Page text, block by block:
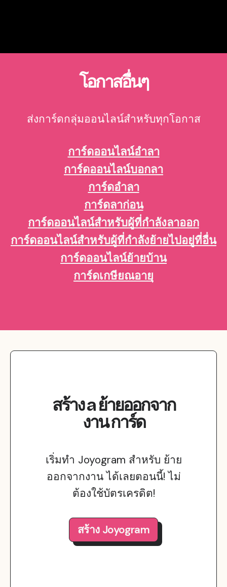
โอกาสอื่นๆ
ส่งการ์ดกลุ่มออนไลน์สำหรับทุกโอกาส
การ์ดออนไลน์อำลา
การ์ดออนไลน์บอกลา
การ์ดอำลา
การ์ดลาก่อน
การ์ดออนไลน์สำหรับผู้ที่กำลังลาออก
การ์ดออนไลน์สำหรับผู้ที่กำลังย้ายไปอยู่ที่อื่น
การ์ดออนไลน์ย้ายบ้าน
การ์ดเกษียณอายุ
สร้างa ย้ายออกจาก
งานการ์ด
เริ่มทำ Joyogram สำหรับ ย้าย
ออกจากงาน ได้เลยตอนนี้! ไม่
ต้องใช้บัตรเครดิต!
สร้าง Joyogram